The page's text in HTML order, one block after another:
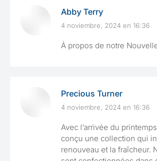
Abby Terry
dice:
4 noviembre, 2024 en 16:36
À propos de notre
Precious Turner
dice:
4 noviembre, 2024 en 16:36
Avec l’arrivée du
conçu une collection qui
renouveau et la fraîcheur.